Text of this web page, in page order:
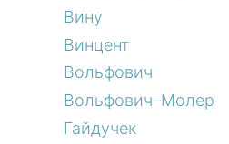
Вину
Винцент
Вольфович
Вольфович–Молер
Гайдучек